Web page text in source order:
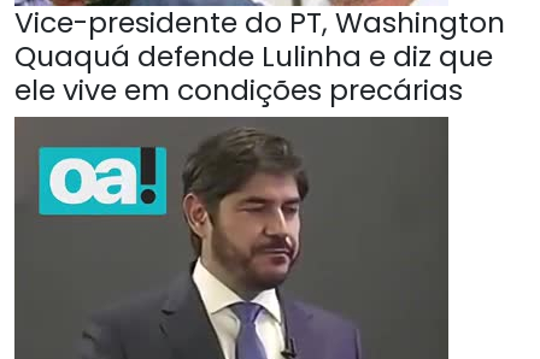
Vice-presidente do PT, Washington
Quaquá defende Lulinha e diz que
ele vive em condições precárias